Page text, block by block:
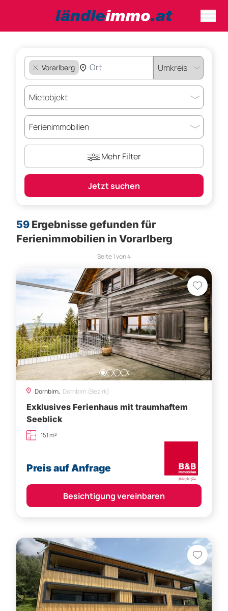
Vorarlberg
Mehr Filter
Jetzt suchen
59 Ergebnisse gefunden für
Ferienimmobilien in Vorarlberg
Seite1von4
Dornbirn, Dornbirn (Bezirk)
Exklusives Ferienhaus mit traumhaftem
Seeblick
151 m²
Preis auf Anfrage
Besichtigung vereinbaren